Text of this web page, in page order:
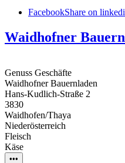
FacebookShare on
Waidhofner
Genuss Geschäfte
Waidhofner Bauernladen
Hans-Kudlich-Straße 2
3830
Waidhofen/Thaya
Niederösterreich
Fleisch
Käse
•••